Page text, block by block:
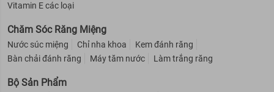
Vitamin E các loại
Chăm Sóc Răng Miệng
Nước súc miệng Chỉ nha khoa
Kem đánh răng
Bàn chải đánh răng
Máy tăm nước Làm trắng răng
Bộ Sản Phẩm